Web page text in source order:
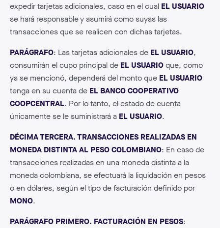
expedir tarjetas adicionales, caso en el cual EL USUARIO
se hará responsable y asumirá como suyas las
transacciones que se realicen con dichas tarjetas.
PARÁGRAFO: Las tarjetas adicionales de EL USUARIO,
consumirán el cupo principal de EL USUARIOque, como
ya se mencionó, dependerá del monto que EL USUARIO
tenga en su cuenta de EL BANCO COOPERATIVO
COOPCENTRAL. Por lo tanto, el estado de cuenta
únicamente se le suministrará a EL USUARIO.
DÉCIMA TERCERA. TRANSACCIONES REALIZADAS EN
MONEDA DISTINTA AL PESO COLOMBIANO: En caso de
transacciones realizadas en una moneda distinta a la
moneda colombiana, se efectuará la liquidación en pesos
o en dólares, según el tipo de facturación definido por
MONO.
PARÁGRAFO PRIMERO. FACTURACIÓN EN PESOS: